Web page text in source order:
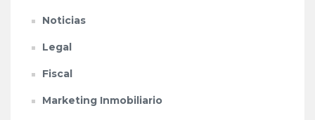
Noticias
Legal
Fiscal
Marketing Inmobiliario